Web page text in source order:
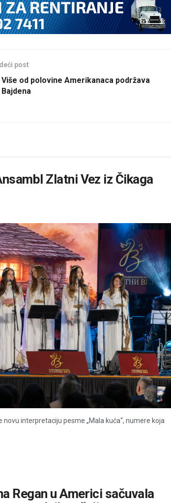
post
Više od polovine Amerikanaca podržava
Bajdena
Zlatni Vez iz Čikaga
interpretaciju pesme „Mala kuća“, numere koja
Regan u Americi sačuvala